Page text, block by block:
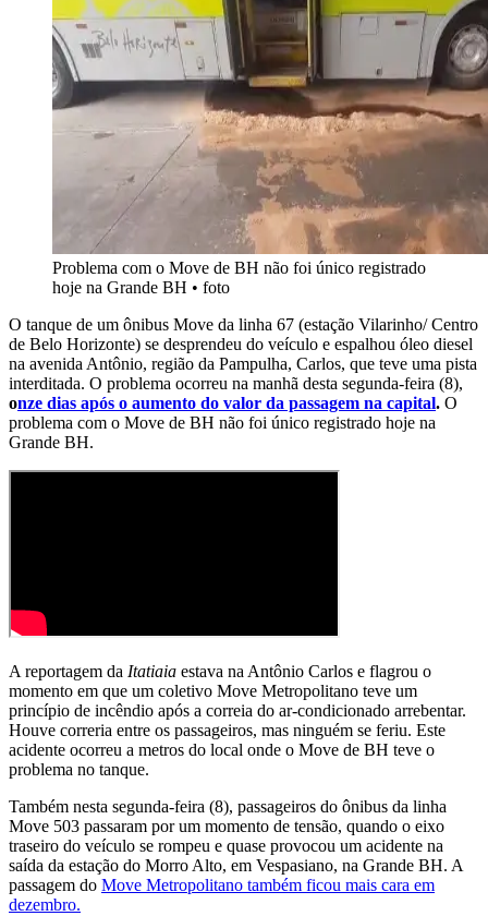
Problema com o Move de BH não foi único registrado
hoje na Grande BH • foto
O tanque de um ônibus Move da linha 67 (estação Vilarinho/ Centro
de Belo Horizonte) se desprendeu do veículo e espalhou óleo diesel
na avenida Antônio, região da Pampulha, Carlos, que teve uma pista
interditada. O problema ocorreu na manhã desta segunda-feira (8),
onze dias após o aumento do valor da passagem na capital. O
problema com o Move de BH não foi único registrado hoje na
Grande BH.
A reportagem da Itatiaia estava na Antônio Carlos e flagrou o
momento em que um coletivo Move Metropolitano teve um
princípio de incêndio após a correia do ar-condicionado arrebentar.
Houve correria entre os passageiros, mas ninguém se feriu. Este
acidente ocorreu a metros do local onde o Move de BH teve o
problema no tanque.
Também nesta segunda-feira (8), passageiros do ônibus da linha
Move 503 passaram por um momento de tensão, quando o eixo
traseiro do veículo se rompeu e quase provocou um acidente na
saída da estação do Morro Alto, em Vespasiano, na Grande BH. A
passagem do Move Metropolitano também ficou mais cara em
dezembro.